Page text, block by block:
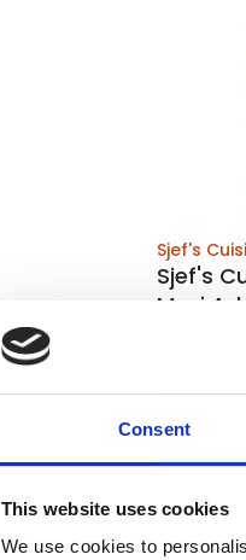
Consent
This website uses cookies
We use cookies to
Sjef's
Sjef's
Maxi
verzonden
€51,95